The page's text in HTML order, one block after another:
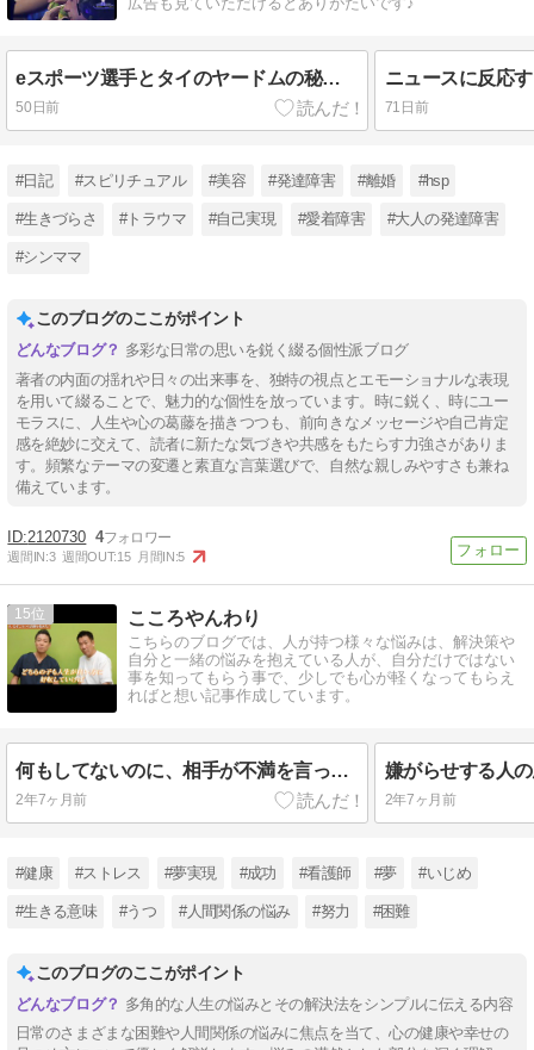
eスポーツ選手とタイのヤードムの秘密？
50日前
ニュースに反応
71日前
#日記 #スピリチュアル #美容 #発達障害 #離婚 #hsp
#生きづらさ #トラウマ #自己実現 #愛着障害 #大人の発達障害
#シンママ
このブログのここがポイント
多彩な日常の思いを鋭く綴る個性派ブログ
著者の内面の揺れや日々の出来事を、独特の視点とエモーショナルな表現
を用いて綴ることで、魅力的な個性を放っています。時に鋭く、時にユー
モラスに、人生や心の葛藤を描きつつも、前向きなメッセージや自己肯定
感を絶妙に交えて、読者に新たな気づきや共感をもたらす力強さがありま
す。頻繁なテーマの変遷と素直な言葉選びで、自然な親しみやすさも兼ね
備えています。
2120730 4
週間IN:3 週間OUT:15 月間IN:5
15 こころやんわり
こちらのブログでは、人が持つ様々な悩みは、解決策や
自分と一緒の悩みを抱えている人が、自分だけではない
事を知ってもらう事で、少しでも心が軽くなってもらえ
ればと想い記事作成しています。
何もしてないのに、相手が不満を言って来るが故に人間関係が崩れてしまう。その相手の心理状態。
2年7ヶ月前 2年7ヶ月前
#健康 #ストレス #夢実現 #成功 #看護師 #夢 #いじめ
#生きる意味 #うつ #人間関係の悩み #努力 #困難
このブログのここがポイント
多角的な人生の悩みとその解決法をシンプルに伝える内容
日常のさまざまな困難や人間関係の悩みに焦点を当て、心の健康や幸せの